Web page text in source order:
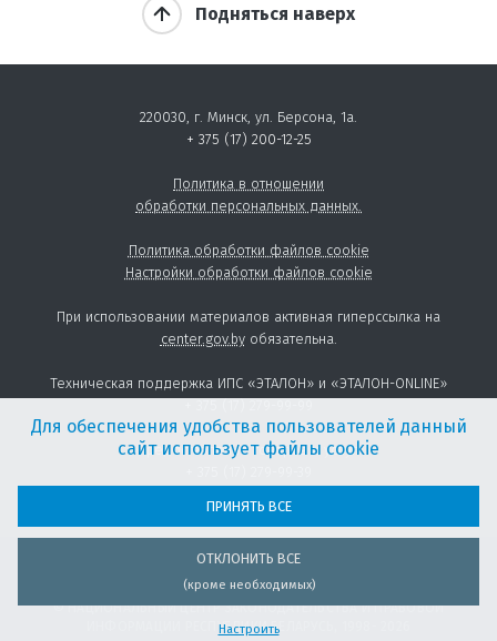
Подняться наверх
220030, г. Минск, ул. Берсона, 1а.
+ 375 (17) 200-12-25
Политика в отношении
обработки персональных данных.
Политика обработки файлов cookie
Настройки обработки файлов cookie
При использовании материалов активная гиперссылка на
center.gov.byобязательна.
Техническая поддержка ИПС «ЭТАЛОН» и «ЭТАЛОН-ONLINE»
Предоставление товаров и услуг:
© НАЦИОНАЛЬНЫЙ ЦЕНТР ЗАКОНОДАТЕЛЬСТВА И ПРАВОВОЙ
ИНФОРМАЦИИ РЕСПУБЛИКИ БЕЛАРУСЬ, 1998- 2026
Для обеспечения удобства пользователей данный
сайт использует файлы cookie
ПРИНЯТЬ ВСЕ
ОТКЛОНИТЬ ВСЕ
(кроме необходимых)
Настроить